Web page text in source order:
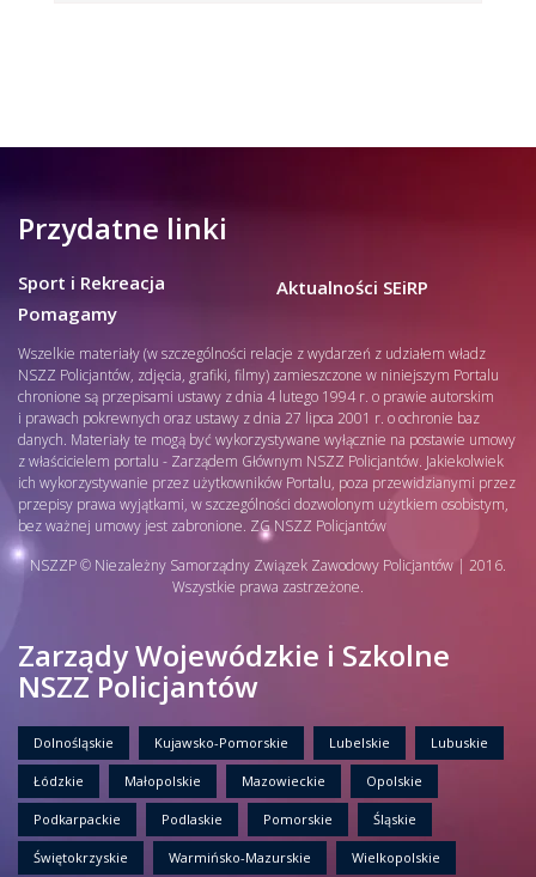
Przydatne linki
Sport i Rekreacja
Pomagamy
Aktualności SEiRP
Wszelkie materiały (w szczególności relacje z wydarzeń z udziałem władz
NSZZ Policjantów, zdjęcia, grafiki, filmy) zamieszczone w niniejszym Portalu
chronione są przepisami ustawy z dnia 4 lutego 1994 r. o prawie autorskim
i prawach pokrewnych oraz ustawy z dnia 27 lipca 2001 r. o ochronie baz
danych. Materiały te mogą być wykorzystywane wyłącznie na postawie umowy
z właścicielem portalu - Zarządem Głównym NSZZ Policjantów. Jakiekolwiek
ich wykorzystywanie przez użytkowników Portalu, poza przewidzianymi przez
przepisy prawa wyjątkami, w szczególności dozwolonym użytkiem osobistym,
bez ważnej umowy jest zabronione. ZG NSZZ Policjantów
NSZZP © Niezależny Samorządny Związek Zawodowy Policjantów | 2016.
Wszystkie prawa zastrzeżone.
Zarządy Wojewódzkie i Szkolne
NSZZ Policjantów
Dolnośląskie Kujawsko-Pomorskie Lubelskie Lubuskie
Łódzkie Małopolskie Mazowieckie Opolskie
Podkarpackie Podlaskie Pomorskie Śląskie
Świętokrzyskie Warmińsko-Mazurskie Wielkopolskie